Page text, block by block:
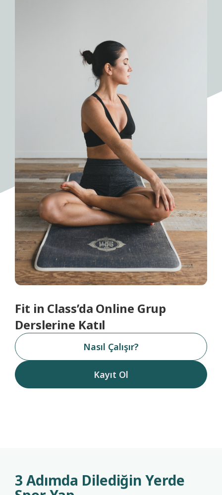
Fit in Class’da Online Grup
Derslerine Katıl
Nasıl Çalışır?
Kayıt Ol
3 Adımda Dilediğin Yerde